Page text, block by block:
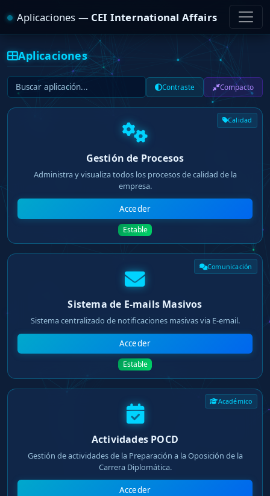
Aplicaciones — CEI International Affairs
Aplicaciones
Contraste Compacto
Calidad
Gestión de Procesos
Administra y visualiza todos los procesos de calidad de la
empresa.
Acceder
Estable
Comunicación
Sistema de E-mails Masivos
Sistema centralizado de notificaciones masivas via E-email.
Acceder
Estable
Académico
Actividades POCD
Gestión de actividades de la Preparación a la Oposición de la
Carrera Diplomática.
Acceder